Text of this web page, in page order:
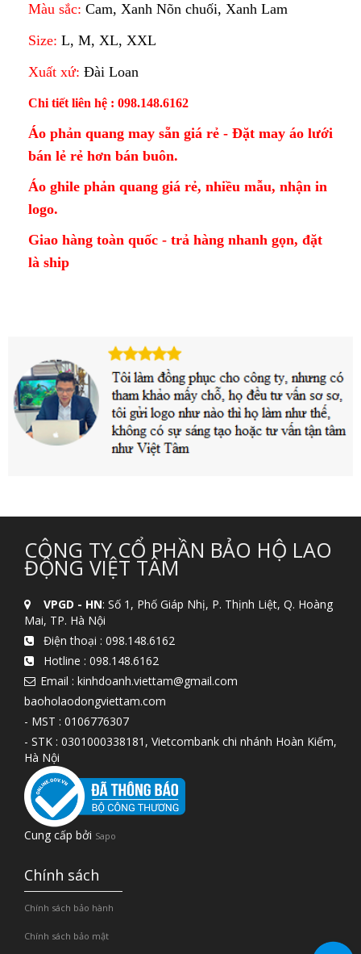
Màu sắc: Cam, Xanh Nõn chuối, Xanh Lam
Size: L, M, XL, XXL
Xuất xứ: Đài Loan
Chi tiết liên hệ : 098.148.6162
Áo phản quang may sẵn giá rẻ - Đặt may áo lưới
bán lẻ rẻ hơn bán buôn.
Áo ghile phản quang giá rẻ, nhiều mẫu, nhận in
logo.
Giao hàng toàn quốc - trả hàng nhanh gọn, đặt
là ship
CÔNG TY CỔ PHẦN BẢO HỘ LAO
ĐỘNG VIỆT TÂM
VPGD - HN: Số 1, Phố Giáp Nhị, P. Thịnh Liệt, Q. Hoàng
Mai, TP. Hà Nội
Điện thoại : 098.148.6162
Hotline : 098.148.6162
Email : kinhdoanh.viettam@gmail.com
baoholaodongviettam.com
- MST : 0106776307
- STK : 0301000338181, Vietcombank chi nhánh Hoàn Kiếm,
Hà Nội
Cung cấp bởi Sapo
Chính sách
Chính sách bảo hành
Chính sách bảo mật